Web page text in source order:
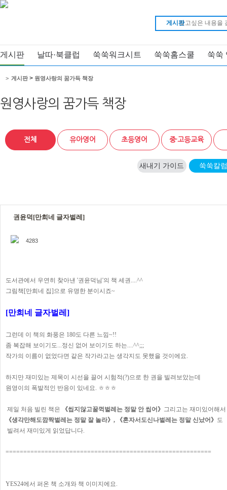
게시판
게시판 날따·북클럽 쑥쑥워크시트 쑥쑥홈스쿨 쑥쑥
원영사랑의 꿈가득 책장
> 게시판> 원영사랑의 꿈가득 책장
전체 유아영어 초등영어 중·고등교육
새내기 가이드 쑥쑥칼럼
권윤덕[만희네 글자벌레]
4283
도서관에서 우연히 찾아낸 '권윤덕님'의 책 세권....^^
그림책[만희네 집]으로 유명한 분이시죠~
[만희네 글자벌레]
그런데 이 책의 화풍은 180도 다른 느낌~!!
좀 복잡해 보이기도...정신 없어 보이기도 하는....^^;;;
작가의 이름이 없었다면 같은 작가라고는 생각지도 못했을 것이에요.
하지만 재미있는 제목이 시선을 끌어 시험적(?)으로 한 권을 빌려보았는데
원영이의 폭발적인 반응이 있네요. ㅎㅎㅎ
제일 처음 빌린 책은 《씹지않고꿀꺽벌레는 정말 안 씹어》 그리고는 재미있어해서
《생각만해도깜짝벌레는 정말 잘 놀라》,
《혼자서도신나벌레는 정말 신났어》 도
빌려서 재미있게 읽었답니다.
==========================================================
YES24에서 퍼온 책 소개와 책 이미지에요.